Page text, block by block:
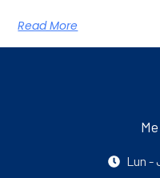
Read More
Lun -